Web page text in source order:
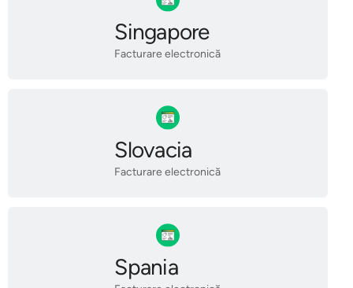
Singapore
Facturare electronică
Slovacia
Facturare electronică
Spania